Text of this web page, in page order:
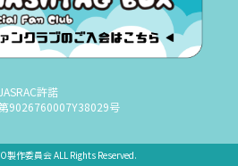
許諾
9026760007Y38029号
製作委員会 ALL Rights Reserved.